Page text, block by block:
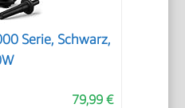
Serie, Schwarz,
79,99 €